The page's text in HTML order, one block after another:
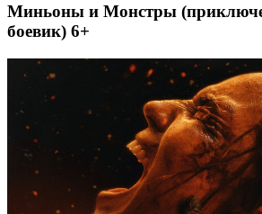
Миньоны и Монстры
боевик) 6+